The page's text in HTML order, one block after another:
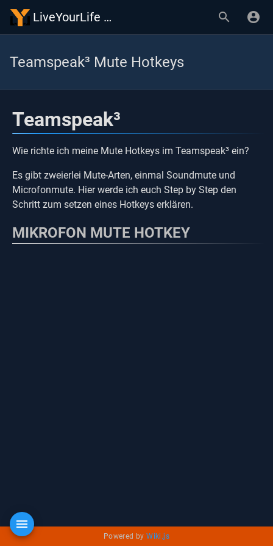
LiveYourLife Wiki
Teamspeak³ Mute Hotkeys
Teamspeak³
Wie richte ich meine Mute Hotkeys im Teamspeak³ ein?
Es gibt zweierlei Mute-Arten, einmal Soundmute und
Microfonmute. Hier werde ich euch Step by Step den
Schritt zum setzen eines Hotkeys erklären.
MIKROFON MUTE HOTKEY
Powered byWiki.js